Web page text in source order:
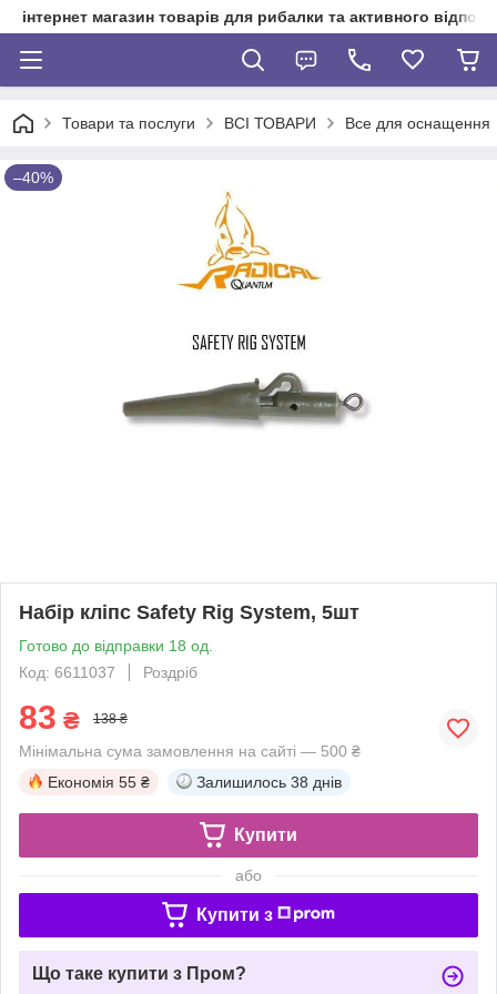
інтернет магазин товарів для рибалки та активного
Товари та послуги ВСІ ТОВАРИ Все для оснащення
–40%
Набір кліпс Safety Rig System, 5шт
Готово до відправки 18 од.
Код: 6611037
Роздріб
83 ₴ 138 ₴
Мінімальна сума замовлення на сайті — 500 ₴
Економія 55 ₴ Залишилось 38 днів
Купити
або
Купити з
Що таке купити з Пром?